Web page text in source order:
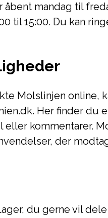
mandag til
til 15:00. Du kan
Molslinjen online,
Her finder du
eller kommentarer.
der
du gerne vil